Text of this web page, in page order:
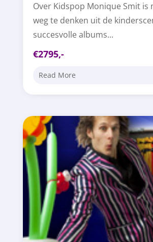
Over Kidspop Monique Smit is
weg te denken uit de
succesvolle albums...
€2795,-
Read More